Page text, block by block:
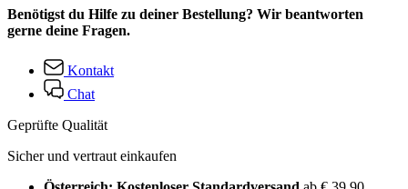
Benötigst du Hilfe zu deiner Bestellung? Wir beantworten
gerne deine Fragen.
Kontakt
Chat
Geprüfte Qualität
Sicher und vertraut einkaufen